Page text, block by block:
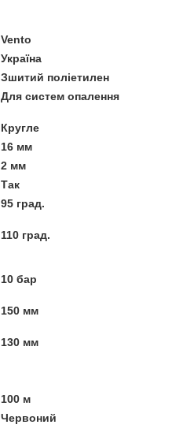
Vento
Україна
Зшитий поліетилен
Для систем опалення
Кругле
16 мм
2 мм
Так
95 град.
110 град.
10 бар
150 мм
130 мм
100 м
Червоний